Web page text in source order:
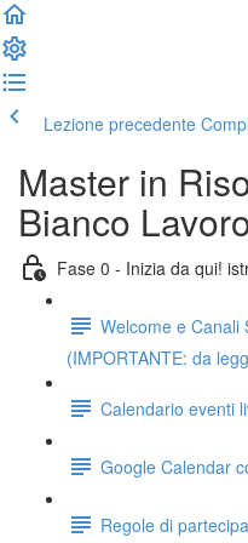
Lezione precedente
Master in
Bianco
Fase 0 - Inizia da qui!
Welcome e Canali
(IMPORTANTE: da
Calendario eventi
Google Calendar
Regole di